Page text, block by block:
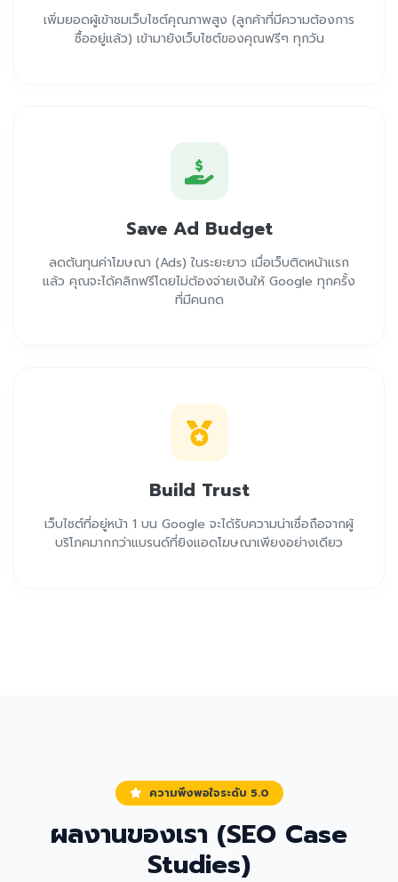
เพิ่มยอดผู้เข้าชมเว็บไซต์คุณภาพสูง (ลูกค้าที่มีความต้องการ
ซื้ออยู่แล้ว) เข้ามายังเว็บไซต์ของคุณฟรีๆ ทุกวัน
Save Ad Budget
ลดต้นทุนค่าโฆษณา (Ads) ในระยะยาว เมื่อเว็บติดหน้าแรก
แล้ว คุณจะได้คลิกฟรีโดยไม่ต้องจ่ายเงินให้ Google ทุกครั้ง
ที่มีคนกด
Build Trust
เว็บไซต์ที่อยู่หน้า 1 บน Google จะได้รับความน่าเชื่อถือจากผู้
บริโภคมากกว่าแบรนด์ที่ยิงแอดโฆษณาเพียงอย่างเดียว
ความพึงพอใจระดับ 5.0
ผลงานของเรา (SEO Case
Studies)